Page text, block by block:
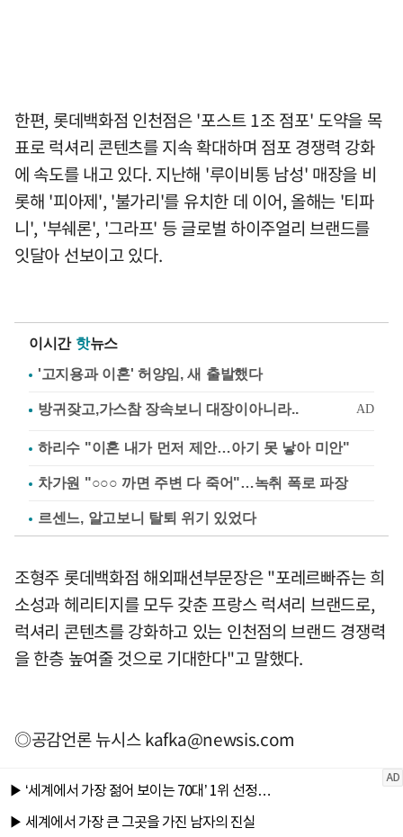
한편, 롯데백화점 인천점은 '포스트 1조 점포' 도약을 목
표로 럭셔리 콘텐츠를 지속 확대하며 점포 경쟁력 강화
에 속도를 내고 있다. 지난해 '루이비통 남성' 매장을 비
롯해 '피아제', '불가리'를 유치한 데 이어, 올해는 '티파
니', '부쉐론', '그라프' 등 글로벌 하이주얼리 브랜드를
잇달아 선보이고 있다.
이시간 핫뉴스
'고지용과 이혼' 허양임, 새 출발했다
하리수 "이혼 내가 먼저 제안…아기 못 낳아 미안"
차가원 "○○○ 까면 주변 다 죽어"…녹취 폭로 파장
르센느, 알고보니 탈퇴 위기 있었다
조형주 롯데백화점 해외패션부문장은 "포레르빠쥬는 희
소성과 헤리티지를 모두 갖춘 프랑스 럭셔리 브랜드로,
럭셔리 콘텐츠를 강화하고 있는 인천점의 브랜드 경쟁력
을 한층 높여줄 것으로 기대한다"고 말했다.
◎공감언론 뉴시스kafka@newsis.com